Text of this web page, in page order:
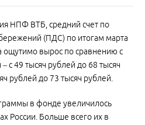
НПФ ВТБ, средний счет по
(ПДС) по итогам марта
ощутимо вырос по сравнению с
с 49 тысяч рублей до 68 тысяч
рублей до 73 тысяч рублей.
в фонде увеличилось
России. Больше всего их в